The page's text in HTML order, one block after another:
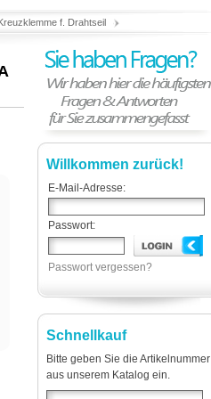
f. Drahtseil
Willkommen zurück!
E-Mail-Adresse:
Passwort:
Passwort vergessen?
Schnellkauf
Bitte geben Sie die Artikelnummer
aus unserem Katalog ein.